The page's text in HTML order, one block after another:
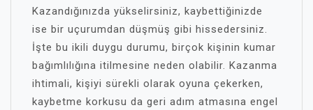
Kazandığınızda yükselirsiniz, kaybettiğinizde
ise bir uçurumdan düşmüş gibi hissedersiniz.
İşte bu ikili duygu durumu, birçok kişinin kumar
bağımlılığına itilmesine neden olabilir. Kazanma
ihtimali, kişiyi sürekli olarak oyuna çekerken,
kaybetme korkusu da geri adım atmasına engel